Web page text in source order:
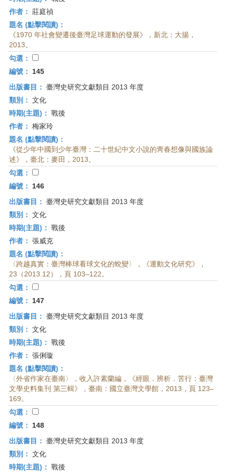
作者： 莊庭禎
題名 (點擊閱讀)：
《1970 年社會變遷後臺灣足球運動的發展》，新北：大揚，
2013。
勾選：
編號：
145
出版書目： 臺灣史研究文獻類目 2013 年度
類別： 文化
時期(主題)： 戰後
作者： 梅家玲
題名 (點擊閱讀)：
《從少年中國到少年臺灣：二十世紀中文小說的靑春想像與國族論
述》，臺北：麥田，2013。
勾選：
編號：
146
出版書目： 臺灣史研究文獻類目 2013 年度
類別： 文化
時期(主題)： 戰後
作者： 張威克
題名 (點擊閱讀)：
〈跨越真實：臺灣棒球看球文化的蛻變〉，《運動文化研究》，
23（2013.12），頁 103–122。
勾選：
編號：
147
出版書目： 臺灣史研究文獻類目 2013 年度
類別： 文化
時期(主題)： 戰後
作者： 張俐璇
題名 (點擊閱讀)：
〈外省作家在臺南〉，收入許素蘭編，《經眼．辨析．苦行：臺灣
文學史料集刊 第三輯》，臺南：國立臺灣文學館，2013，頁 123–
169。
勾選：
編號：
148
出版書目： 臺灣史研究文獻類目 2013 年度
類別： 文化
時期(主題)： 戰後